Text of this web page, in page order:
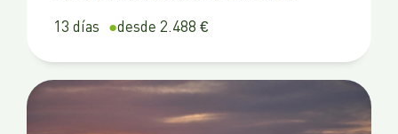
13 días
desde 2.488 €